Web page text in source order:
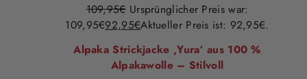
109,95€ Ursprünglicher Preis war:
109,95€92,95€Aktueller Preis ist: 92,95€.
Alpaka Strickjacke ‚Yura‘ aus 100 %
Alpakawolle – Stilvoll